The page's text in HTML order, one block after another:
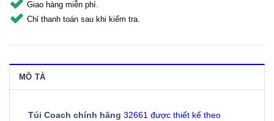
Giao hàng miễn phí.
Chỉ thanh toán sau khi kiểm tra.
MÔ TẢ
Túi Coach chính hãng 32661 được thiết kế theo